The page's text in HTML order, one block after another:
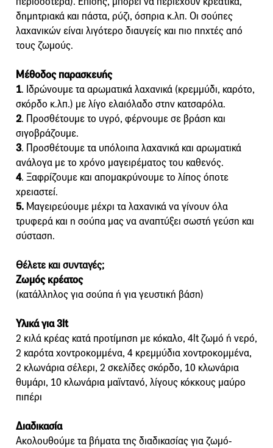
δημητριακά και πάστα, ρύζι, όσπρια κ.λπ. Οι σούπες
λαχανικών είναι λιγότερο διαυγείς και πιο πηχτές από
τους ζωμούς.
Μέθοδος παρασκευής
1. Ιδρώνουμε τα αρωματικά λαχανικά (κρεμμύδι, καρότο,
σκόρδο κ.λπ.) με λίγο ελαιόλαδο στην κατσαρόλα.
2. Προσθέτουμε το υγρό, φέρνουμε σε βράση και
σιγοβράζουμε.
3. Προσθέτουμε τα υπόλοιπα λαχανικά και αρωματικά
ανάλογα με το χρόνο μαγειρέματος του καθενός.
4. Ξαφρίζουμε και απομακρύνουμε το λίπος όποτε
χρειαστεί.
5. Μαγειρεύουμε μέχρι τα λαχανικά να γίνουν όλα
τρυφερά και η σούπα μας να αναπτύξει σωστή γεύση και
σύσταση.
Θέλετε και συνταγές;
Ζωμός κρέατος
(κατάλληλος για σούπα ή για γευστική βάση)
Υλικά για 3lt
2 κιλά κρέας κατά προτίμηση με κόκαλο, 4lt ζωμό ή νερό,
2 καρότα χοντροκομμένα, 4 κρεμμύδια χοντροκομμένα,
2 κλωνάρια σέλερι, 2 σκελίδες σκόρδο, 10 κλωνάρια
θυμάρι, 10 κλωνάρια μαϊντανό, λίγους κόκκους μαύρο
πιπέρι
Διαδικασία
Ακολουθούμε τα βήματα της διαδικασίας για ζωμό-